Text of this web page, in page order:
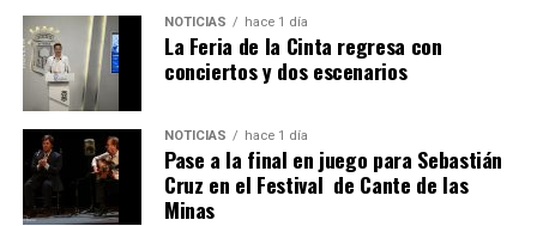
SEXTA CORRIDA DE LAS FIESTAS COLOMBINAS
2026
hace 4 días· Huelvatv
NOTICIAS hace 1 día
La Feria de la Cinta regresa con
conciertos y dos escenarios
NOTICIAS hace 1 día
Pase a la final en juego para Sebastián
Cruz en el Festival de Cante de las
Minas